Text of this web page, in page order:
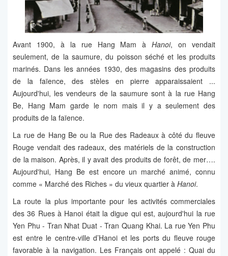
Avant 1900, à la rue Hang Mam àHanoi, on vendait
seulement, de la saumure, du poisson séché et les produits
marinés. Dans les années 1930, des magasins des produits
de la faïence, des stèles en pierre apparaissaient ...
Aujourd'hui, les vendeurs de la saumure sont à la rue Hang
Be, Hang Mam garde le nom mais il y a seulement des
produits de la faïence.
La rue de Hang Be ou la Rue des Radeaux à côté du fleuve
Rouge vendait des radeaux, des matériels de la construction
de la maison. Après, il y avait des produits de forêt, de mer….
Aujourd'hui, Hang Be est encore un marché animé, connu
comme « Marché des Riches » du vieux quartier à Hanoi.
La route la plus importante pour les activités commerciales
des 36 Rues à Hanoi était la digue qui est, aujourd'hui la rue
Yen Phu - Tran Nhat Duat - Tran Quang Khai. La rue Yen Phu
est entre le centre-ville d’Hanoi et les ports du fleuve rouge
favorable à la navigation. Les Français ont appelé : Quai du